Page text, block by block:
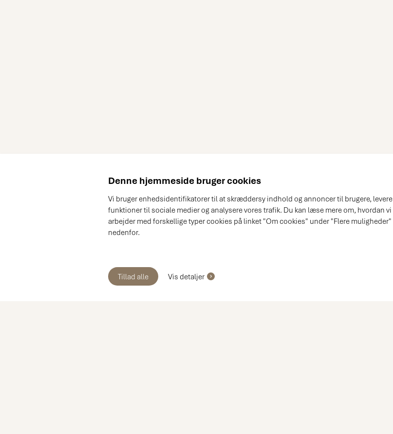
Denne hjemmeside bruger cookies
Vi bruger enhedsidentifikatorer til at skræddersy indhold og annoncer til brugere, levere
funktioner til sociale medier og analysere vores trafik. Du kan læse mere om, hvordan vi
arbejder med forskellige typer cookies på linket "Om cookies" under "Flere muligheder"
nedenfor.
Tillad alle Vis detaljer